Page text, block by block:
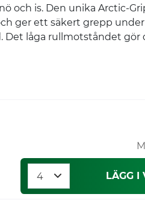
och is. Den unika Arctic-
ger ett säkert grepp
Det låga rullmotståndet
LÄGG I